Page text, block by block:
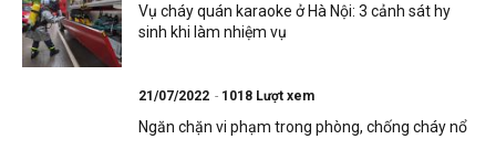
Vụ cháy quán karaoke ở Hà Nội: 3 cảnh sát hy
sinh khi làm nhiệm vụ
21/07/2022 1018 Lượt xem
Ngăn chặn vi phạm trong phòng, chống cháy nổ